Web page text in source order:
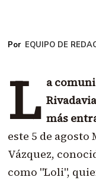
EQUIPO DE
L a
más
este 5 de
Vázquez,
como "Loli",